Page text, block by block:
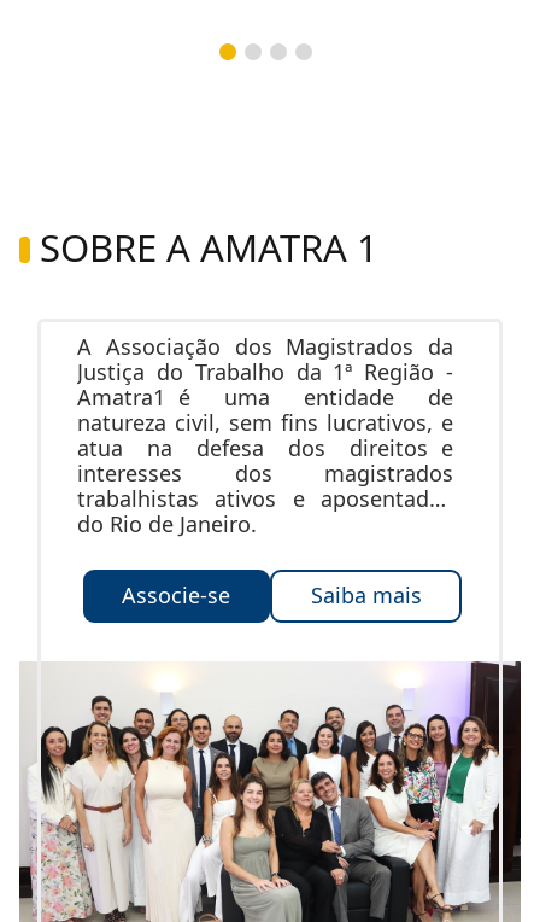
SOBRE A AMATRA 1
A Associação dos Magistrados da
Justiça do Trabalho da 1ª Região -
Amatra1 é uma entidade de
natureza civil, sem fins lucrativos, e
atua na defesa dos direitos e
interesses dos magistrados
trabalhistas ativos e aposentados
do Rio de Janeiro.
Associe-se Saiba mais